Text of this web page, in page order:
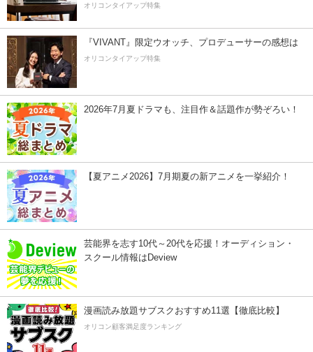
オリコンタイアップ特集
『VIVANT』限定ウオッチ、プロデューサーの感想は
オリコンタイアップ特集
2026年7月夏ドラマも、注目作＆話題作が勢ぞろい！
【夏アニメ2026】7月期夏の新アニメを一挙紹介！
芸能界を志す10代～20代を応援！オーディション・
スクール情報はDeview
漫画読み放題サブスクおすすめ11選【徹底比較】
オリコン顧客満足度ランキング